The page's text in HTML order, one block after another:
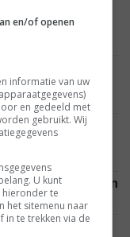
Netflix,
succes
meer dan 1
Dark Knight'
Man:
toe aan een
Netflix staan en
met Henry
en/of openen
informatie van uw
en gedeeld met
gebruikt. Wij
U kunt
te
het sitemenu naar
in te trekken via de